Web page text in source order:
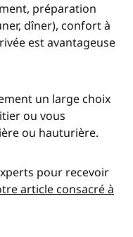
préparation
dîner), confort à
est avantageuse
un large choix
ou vous
ou hauturière.
pour recevoir
article consacré à